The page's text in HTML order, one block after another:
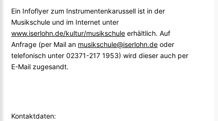
Ein Infoflyer zum Instrumentenkarussell ist in der
Musikschule und im Internet unter
www.iserlohn.de/kultur/musikschule erhältlich. Auf
Anfrage (per Mail an musikschule@iserlohn.de oder
telefonisch unter 02371-217 1953) wird dieser auch per
E-Mail zugesandt.
Kontaktdaten: